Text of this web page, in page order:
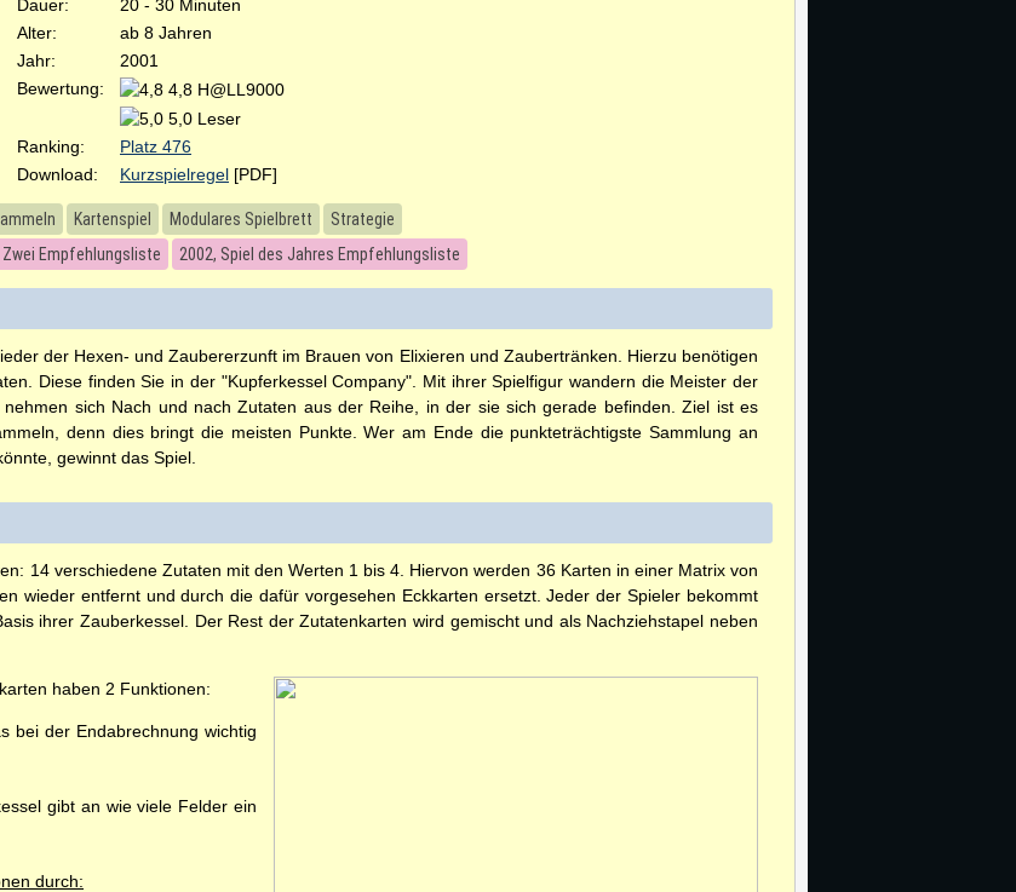
Dauer:
20 - 30 Minuten
Alter:
ab 8 Jahren
Jahr:
2001
Bewertung:
4,8 H@LL9000
5,0 Leser
Ranking:
Platz 476
Download:
Kurzspielregel [PDF]
Kartenspiel Modulares Spielbrett
Strategie
Empfehlungsliste 2002, Spiel des Jahres Empfehlungsliste
der Hexen- und Zaubererzunft im Brauen von Elixieren und Zaubertränken. Hierzu benötigen
Diese finden Sie in der "Kupferkessel Company". Mit ihrer Spielfigur wandern die Meister der
sich Nach und nach Zutaten aus der Reihe, in der sie sich gerade befinden. Ziel ist es
denn dies bringt die meisten Punkte. Wer am Ende die punkteträchtigste Sammlung an
gewinnt das Spiel.
14 verschiedene Zutaten mit den Werten 1 bis 4. Hiervon werden 36 Karten in einer Matrix von
wieder entfernt und durch die dafür vorgesehen Eckkarten ersetzt. Jeder der Spieler bekommt
ihrer Zauberkessel. Der Rest der Zutatenkarten wird gemischt und als Nachziehstapel neben
haben 2 Funktionen:
bei der Endabrechnung wichtig
gibt an wie viele Felder ein
durch: